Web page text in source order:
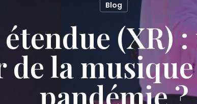
Blog
(XR)
de la
pandémie ?